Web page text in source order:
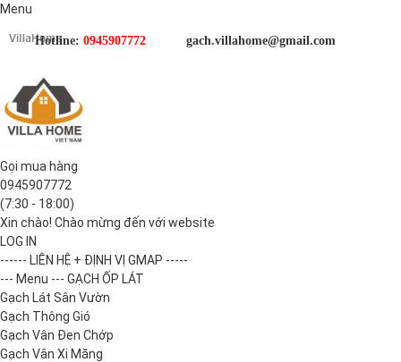
Menu
Hotline: 0945907772 gach.villahome@gmail.com
Gọi mua hàng
0945907772
(7:30 - 18:00)
Xin chào! Chào mừng đến với website
LOG IN
------ LIÊN HỆ + ĐỊNH VỊ GMAP -----
--- Menu --- GẠCH ỐP LÁT
Gạch Lát Sân Vườn
Gạch Thông Gió
Gạch Vân Đen Chớp
Gạch Vân Xi Măng